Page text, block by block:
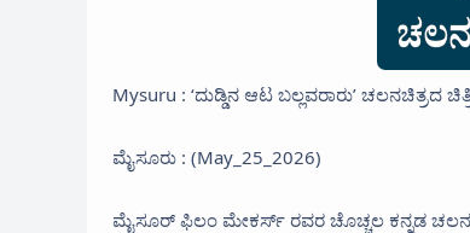
Mysuru : ‘ದುಡ್ಡಿನ ಆಟ ಬಲ್ಲವರಾರು’ ಚಲನಚಿತ್ರದ
ಮೈಸೂರು : (May_25_2026)
ಮೈಸೂರ್ ಫಿಲಂ ಮೇಕರ್ಸ್ ರವರ ಚೊಚ್ಚಲ ಕನ್ನಡ